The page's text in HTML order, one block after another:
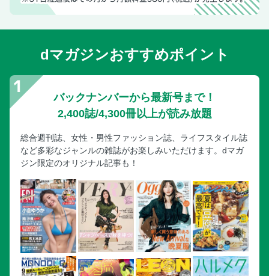
すてきなリノベーションのお店
焼きたてピッツァ
野菜を楽しむ和食のランチ
丹波篠山全域MAP
今田町MAP
城下町MAP
交通アクセスガイド
インデックス
dマガジンおすすめポイント
バックナンバーから最新号まで！
2,400誌/4,300冊以上が読み放題
総合週刊誌、女性・男性ファッション誌、ライフスタイル誌
など多彩なジャンルの雑誌がお楽しみいただけます。dマガ
ジン限定のオリジナル記事も！